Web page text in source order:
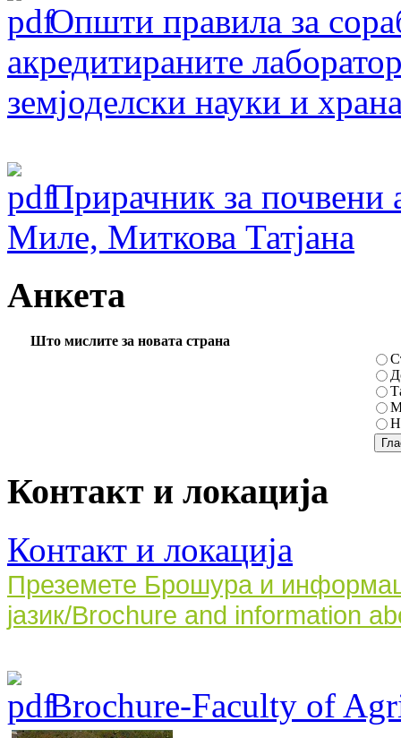
Oпшти правила за
акредитираните
земјоделски науки и
Прирачник за почвени
Миле, Миткова Татјана
Анкета
Што мислите за новата страна
Контакт и локација
Контакт и локација
Преземете Брошура и
јазик/Brochure and information
Brochure-Faculty of